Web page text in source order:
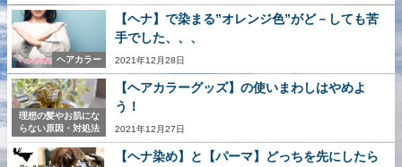
ヘアカラー
【ヘナ】で染まる”オレンジ色”がど－しても苦
手でした、、、
2021年12月28日
理想の髪やお肌にな
らない原因・対処法
【ヘアカラーグッズ】の使いまわしはやめよ
う！
2021年12月27日
【ヘナ染め】と【パーマ】どっちを先にしたら